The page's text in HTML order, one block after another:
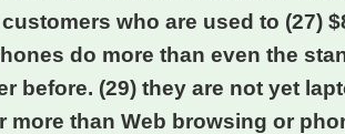
who are used to (27)
do more than even the
before. (29) they are not yet
more than Web browsing or